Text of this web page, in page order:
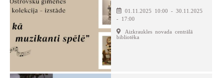
01.11.2025 10:00 - 30.11.2025
- 17:00
Aizkraukles novada centrālā
bibliotēka